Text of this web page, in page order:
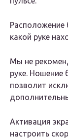
Расположение
какой руке
Мы не
руке. Ношение
позволит
Активация
настроить